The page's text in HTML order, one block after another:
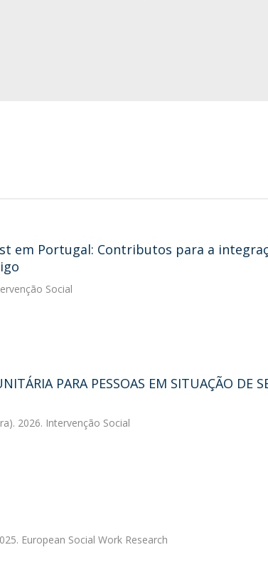
em Portugal: Contributos para a
Social
PARA PESSOAS EM SITUAÇÃO DE
2026. Intervenção Social
European Social Work Research